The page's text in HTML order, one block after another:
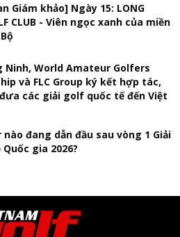
Giám khảo] Ngày 15: LONG
CLUB - Viên ngọc xanh của miền
Ninh, World Amateur Golfers
và FLC Group ký kết hợp tác,
các giải golf quốc tế đến Việt
đang dẫn đầu sau vòng 1 Giải
gia 2026?